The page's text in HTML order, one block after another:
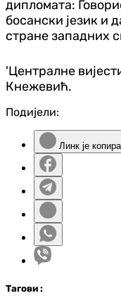
дипломата:
босански језик и
стране западних
'Централне
Кнежевић.
Подијели:
Линк је
Тагови :